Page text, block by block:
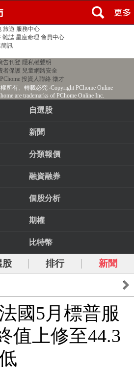
旅遊 服務中心
雜誌 星座命理 會員中心
訊
告刊登 隱私權聲明
者保護 兒童網路安全
投資人聯絡 徵才
權所有、轉載必究‧Copyright PChome Online
are trademarks of PChome Online Inc.
自選股
新聞
分類報價
融資融券
個股分析
期權
比特幣
股 排行 新聞
國5月標普服
值上修至44.3